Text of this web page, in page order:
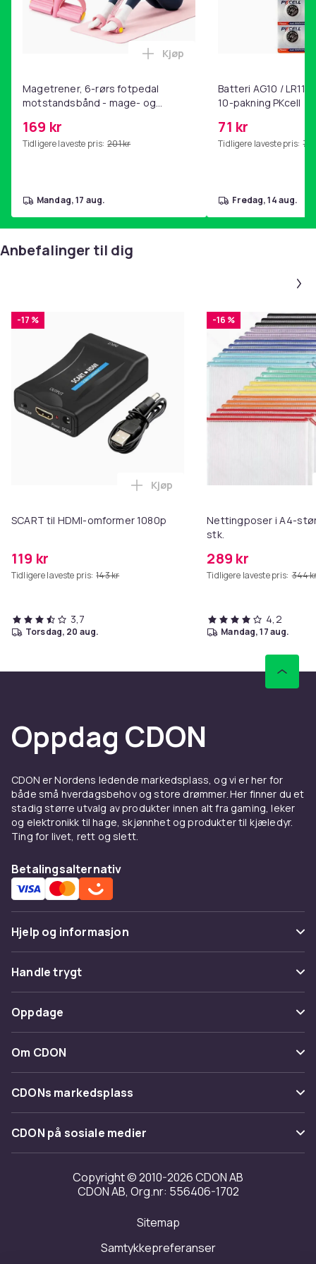
Magetrener, 6-rørs fotpedal
motstandsbånd - mage- og
hjemmegymnastikk Pink
169 kr
Tidligere laveste pris: 201 kr
Legg Magetrener, 6-rørs
Kjøp
mandag, 17 aug.
Batteri AG10 /
10-pakning PKcell
71 kr
Tidligere laveste pris: 76
fredag, 14 aug.
Anbefalinger til dig
-17 %
SCART til HDMI-omformer 1080p
119 kr
Tidligere laveste pris: 143 kr
Legg SCART til HDMI-omformer
Kjøp
3,7
torsdag, 20 aug.
-16 %
Nettingposer i A4-
stk.
289 kr
Tidligere laveste pris: 344
4,2
mandag, 17 aug.
Oppdag CDON
CDON er Nordens ledende markedsplass, og vi er her for
både små hverdagsbehov og store drømmer. Her finner du et
stadig større utvalg av produkter innen alt fra gaming, leker
og elektronikk til hage, skjønnhet og produkter til kjæledyr.
Ting for livet, rett og slett.
Betalingsalternativ
Hjelp og informasjon
Vanlige spørsmål
Spor pakke
Angre & returner her
Kontakt oss
Handle trygt
Betaling
Levering
Tilbakekallinger
Oppdage
Kategorier
Varemerker
Om CDON
Om oss
Kundeanmeldelser
Jobbe på CDON
Investor relations
Tilgjengelighet
CDONs markedsplass
Merchant Help Center
CDON på sosiale medier
Copyright © 2010-2026 CDON AB
CDON AB, Org.nr: 556406-1702
Sitemap
Samtykkepreferanser